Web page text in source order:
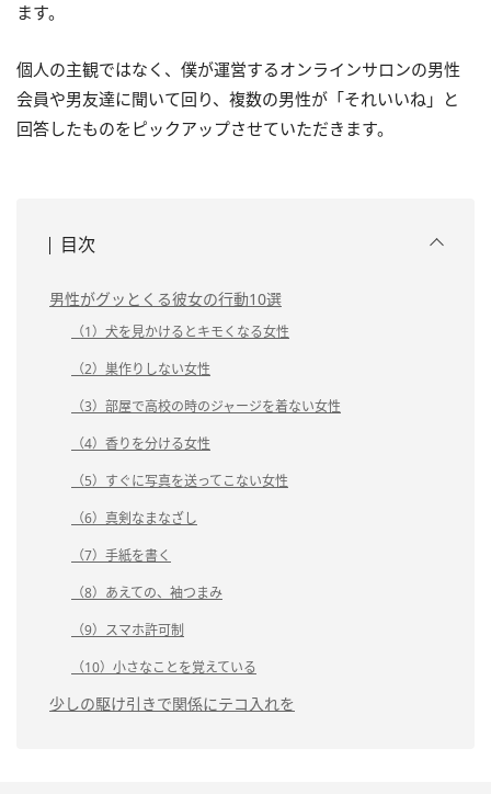
ます。
個人の主観ではなく、僕が運営するオンラインサロンの男性
会員や男友達に聞いて回り、複数の男性が「それいいね」と
回答したものをピックアップさせていただきます。
目次
男性がグッとくる彼女の行動10選
（1）犬を見かけるとキモくなる女性
（2）巣作りしない女性
（3）部屋で高校の時のジャージを着ない女性
（4）香りを分ける女性
（5）すぐに写真を送ってこない女性
（6）真剣なまなざし
（7）手紙を書く
（8）あえての、袖つまみ
（9）スマホ許可制
（10）小さなことを覚えている
少しの駆け引きで関係にテコ入れを